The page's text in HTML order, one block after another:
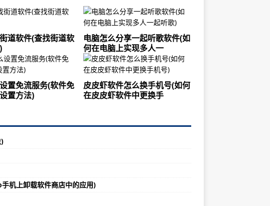
道软件(查找街道软
电脑怎么分享一起听歌软件(如
何在电脑上实现多人一
置免流服务(软件免
置方法)
皮皮虾软件怎么换手机号(如何
在皮皮虾软件中更换手
机上卸载软件商店中的应用)